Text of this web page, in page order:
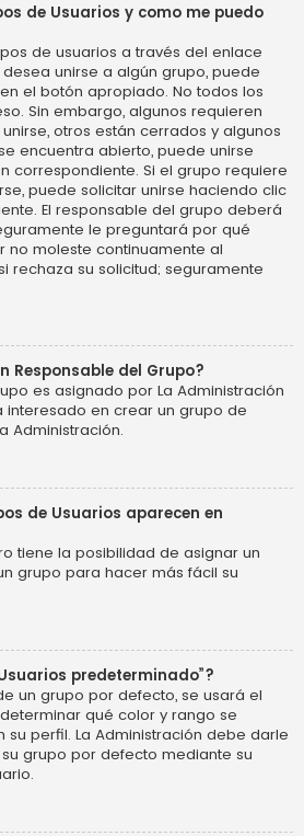
de Usuarios y como me puedo
de usuarios a través del enlace
desea unirse a algún grupo, puede
el botón apropiado. No todos los
Sin embargo, algunos requieren
otros están cerrados y algunos
encuentra abierto, puede unirse
correspondiente. Si el grupo requiere
puede solicitar unirse haciendo clic
El responsable del grupo deberá
le preguntará por qué
no moleste continuamente al
rechaza su solicitud; seguramente
Responsable del Grupo?
es asignado por La Administración
interesado en crear un grupo de
Administración.
de Usuarios aparecen en
tiene la posibilidad de asignar un
grupo para hacer más fácil su
predeterminado”?
un grupo por defecto, se usará el
qué color y rango se
perfil. La Administración debe darle
grupo por defecto mediante su